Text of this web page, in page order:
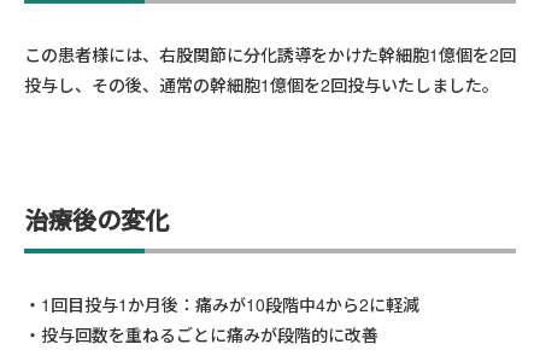
この患者様には、右股関節に分化誘導をかけた幹細胞1億個を2回
投与し、その後、通常の幹細胞1億個を2回投与いたしました。
治療後の変化
1回目投与1か月後：痛みが10段階中4から2に軽減
投与回数を重ねるごとに痛みが段階的に改善